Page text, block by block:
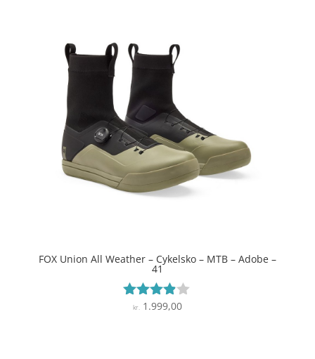
FOX Union All Weather – Cykelsko – MTB – Adobe –
41
Vurderet
kr.1.999,00